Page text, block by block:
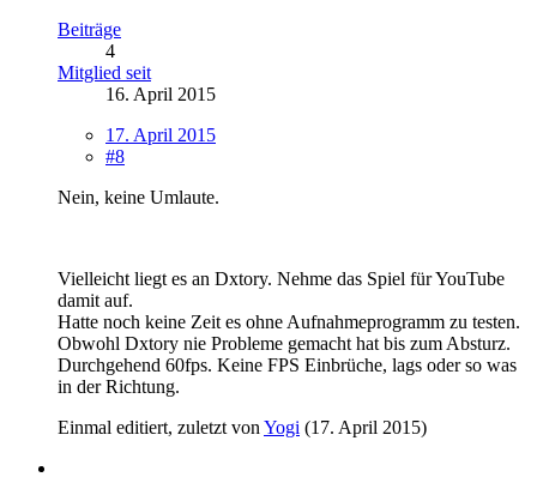
Beiträge
4
Mitglied seit
16. April 2015
17. April 2015
#8
Nein, keine Umlaute.
Vielleicht liegt es an Dxtory. Nehme das Spiel für YouTube
damit auf.
Hatte noch keine Zeit es ohne Aufnahmeprogramm zu testen.
Obwohl Dxtory nie Probleme gemacht hat bis zum Absturz.
Durchgehend 60fps. Keine FPS Einbrüche, lags oder so was
in der Richtung.
Einmal editiert, zuletzt von Yogi (17. April 2015)